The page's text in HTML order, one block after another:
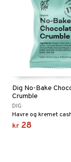
Dig No-Bake
Crumble
DIG
kr 28